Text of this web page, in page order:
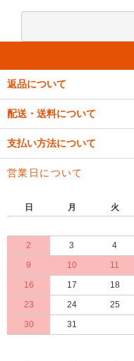
返品について
配送・送料について
支払い方法について
営業日について
日
月 火
2
3 4
9
10 11
16
17 18
23
24 25
30
31